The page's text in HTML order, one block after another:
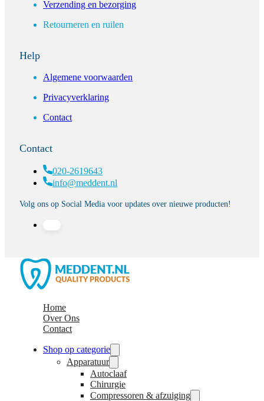
Verzending en bezorging
Retourneren en ruilen
Help
Algemene voorwaarden
Privacyverklaring
Contact
Contact
020-2619643
info@meddent.nl
Volg ons op Social Media voor updates over nieuwe producten!
Home
Over Ons
Contact
Shop op categorie
Apparatuur
Autoclaaf
Chirurgie
Compressoren & afzuiging